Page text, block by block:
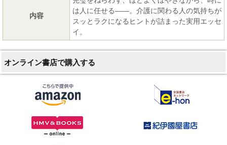
内容
は人に任せる――。介護に関わる人の気持ちが
スッとラクになるヒントが詰まった実用エッセ
イ。
オンライン書店で購入する